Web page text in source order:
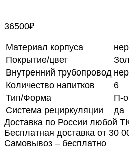
36500₽
Материал корпуса
Покрытие/цвет
Внутренний трубопровод
Количество напитков
6
Тип/Форма
П-
Система рециркуляции
да
Доставка по России любой
Бесплатная доставка от 30
Самовывоз – бесплатно